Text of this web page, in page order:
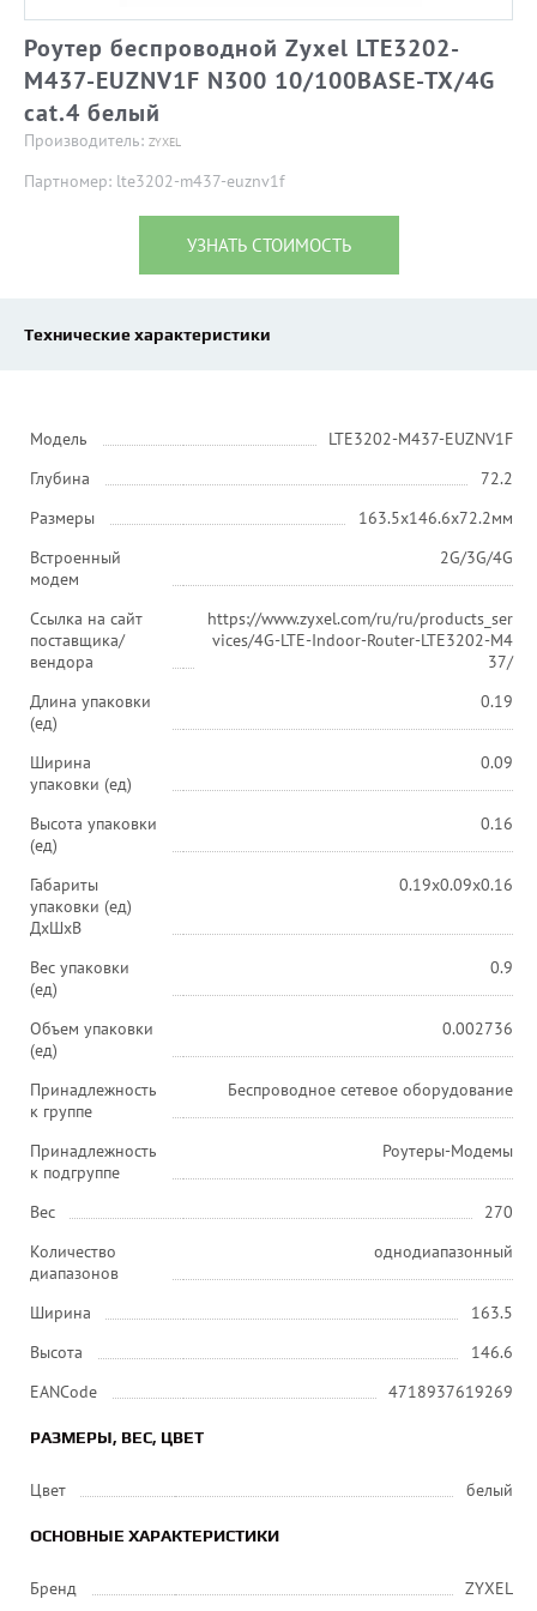
Роутер беспроводной Zyxel LTE3202-
M437-EUZNV1F N300 10/100BASE-TX/4G
cat.4 белый
Производитель: ZYXEL
Партномер: lte3202-m437-euznv1f
УЗНАТЬ СТОИМОСТЬ
Технические характеристики
Модель
LTE3202-M437-EUZNV1F
Глубина
72.2
Размеры
163.5x146.6x72.2мм
Встроенный
модем
2G/3G/4G
Ссылка на сайт
поставщика/
вендора
https://www.zyxel.com/ru/ru/products_ser
vices/4G-LTE-Indoor-Router-LTE3202-M4
37/
Длина упаковки
(ед)
0.19
Ширина
упаковки (ед)
0.09
Высота упаковки
(ед)
0.16
Габариты
упаковки (ед)
ДхШхВ
0.19x0.09x0.16
Вес упаковки
(ед)
0.9
Объем упаковки
(ед)
0.002736
Принадлежность
к группе
Беспроводное сетевое оборудование
Принадлежность
к подгруппе
Роутеры-Модемы
Вес
270
Количество
диапазонов
однодиапазонный
Ширина
163.5
Высота
146.6
EANCode
4718937619269
РАЗМЕРЫ, ВЕС, ЦВЕТ
Цвет белый
ОСНОВНЫЕ ХАРАКТЕРИСТИКИ
Бренд ZYXEL